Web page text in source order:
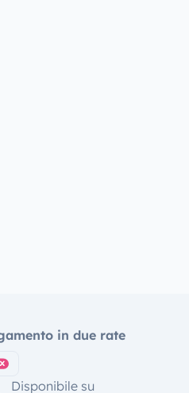
in due rate
Disponibile su